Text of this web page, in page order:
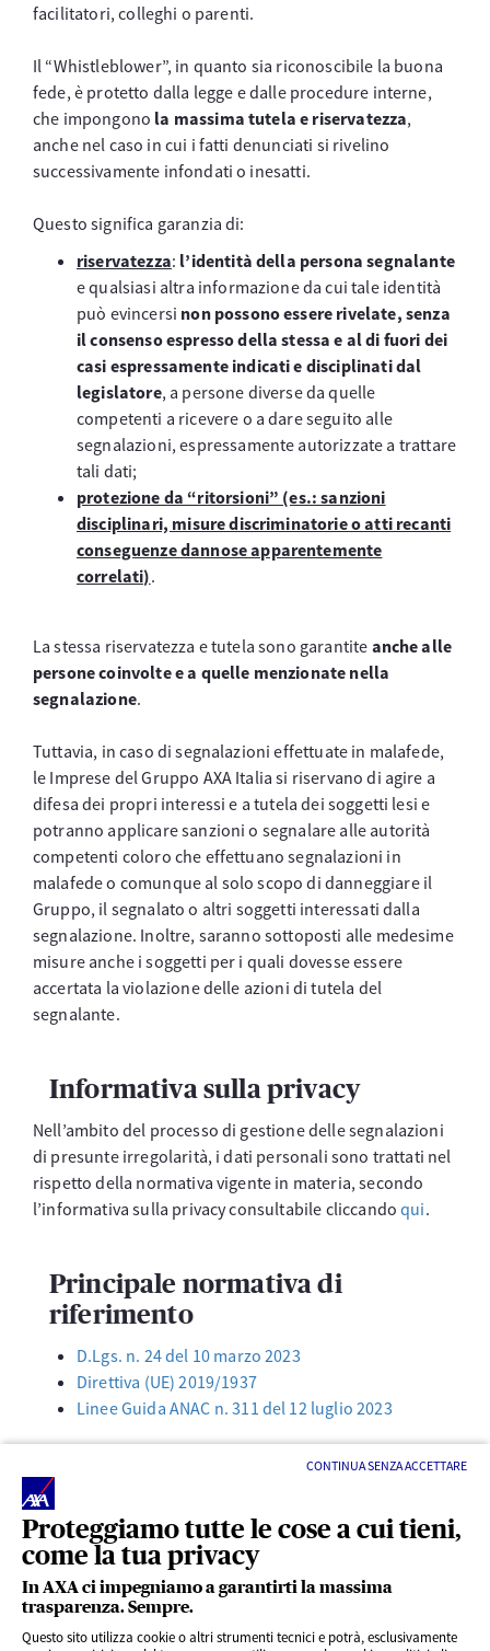
Proteggiamo tutte le cose a cui tieni,
come la tua privacy
In AXA ci impegniamo a garantirti la massima
trasparenza. Sempre.
Questo sito utilizza cookie o altri strumenti tecnici e potrà, esclusivamente
CONTINUA SENZA ACCETTARE
facilitatori, colleghi o parenti.
Il “Whistleblower”, in quanto sia riconoscibile la buona
fede, è protetto dalla legge e dalle procedure interne,
che impongono la massima tutela e riservatezza,
anche nel caso in cui i fatti denunciati si rivelino
successivamente infondati o inesatti.
Questo significa garanzia di:
riservatezza: l’identità della persona segnalante
e qualsiasi altra informazione da cui tale identità
può evincersi non possono essere rivelate, senza
il consenso espresso della stessa e al di fuori dei
casi espressamente indicati e disciplinati dal
legislatore, a persone diverse da quelle
competenti a ricevere o a dare seguito alle
segnalazioni, espressamente autorizzate a trattare
tali dati;
protezione da “ritorsioni” (es.: sanzioni
disciplinari, misure discriminatorie o atti recanti
conseguenze dannose apparentemente
correlati).
La stessa riservatezza e tutela sono garantite anche alle
persone coinvolte e a quelle menzionate nella
segnalazione.
Tuttavia, in caso di segnalazioni effettuate in malafede,
le Imprese del Gruppo AXA Italia si riservano di agire a
difesa dei propri interessi e a tutela dei soggetti lesi e
potranno applicare sanzioni o segnalare alle autorità
competenti coloro che effettuano segnalazioni in
malafede o comunque al solo scopo di danneggiare il
Gruppo, il segnalato o altri soggetti interessati dalla
segnalazione. Inoltre, saranno sottoposti alle medesime
misure anche i soggetti per i quali dovesse essere
accertata la violazione delle azioni di tutela del
segnalante.
Informativa sulla privacy
Nell’ambito del processo di gestione delle segnalazioni
di presunte irregolarità, i dati personali sono trattati nel
rispetto della normativa vigente in materia, secondo
l’informativa sulla privacy consultabile cliccandoqui.
Principale normativa di
riferimento
D.Lgs. n. 24 del 10 marzo 2023
Direttiva (UE) 2019/1937
Linee Guida ANAC n. 311 del 12 luglio 2023